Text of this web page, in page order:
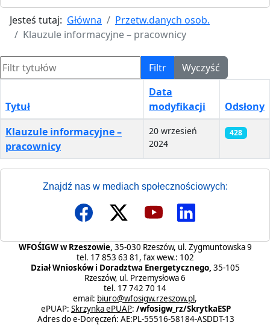
Jesteś tutaj: Główna
Przetw.danych osob.
Klauzule informacyjne – pracownicy
Filtr tytułów Filtr Wyczyść
Spis artykułów
Tytuł
Data
modyfikacji
Odsłony
Klauzule informacyjne –
pracownicy
20 wrzesień
2024
428
Znajdź nas w mediach społecznościowych:
WFOŚIGW w Rzeszowie, 35-030 Rzeszów, ul. Zygmuntowska 9
tel. 17 853 63 81, fax wew.: 102
Dział Wniosków i Doradztwa Energetycznego, 35-105
Rzeszów, ul. Przemysłowa 6
tel. 17 742 70 14
email: biuro@wfosigw.rzeszow.pl,
ePUAP: Skrzynka ePUAP: /wfosigw_rz/SkrytkaESP
Adres do e-Doręczeń: AE:PL-55516-58184-ASDDT-13